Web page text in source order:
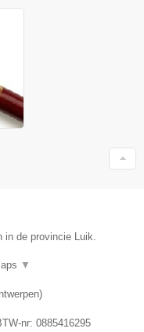
de provincie Luik.
▼
)
nr: 0885416295